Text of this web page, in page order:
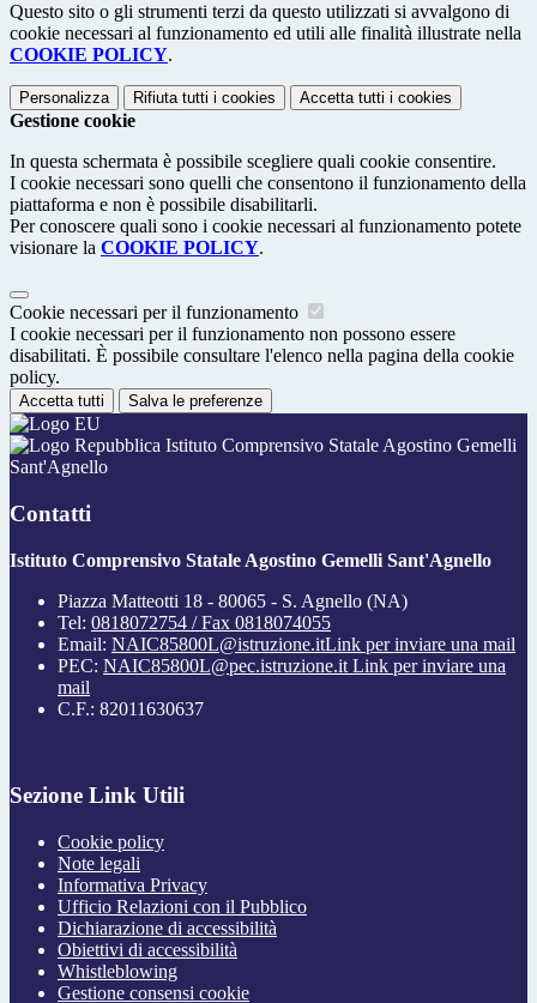
Questo sito o gli strumenti terzi da questo utilizzati si avvalgono di
cookie necessari al funzionamento ed utili alle finalità illustrate nella
COOKIE POLICY.
Personalizza Rifiuta tutti i cookies Accetta tutti i cookies
Gestione cookie
In questa schermata è possibile scegliere quali cookie consentire.
I cookie necessari sono quelli che consentono il funzionamento della
piattaforma e non è possibile disabilitarli.
Per conoscere quali sono i cookie necessari al funzionamento potete
visionare la COOKIE POLICY.
Cookie necessari per il funzionamento
I cookie necessari per il funzionamento non possono essere
disabilitati. È possibile consultare l'elenco nella pagina della cookie
policy.
Accetta tutti Salva le preferenze
Istituto Comprensivo Statale Agostino Gemelli
Sant'Agnello
Contatti
Istituto Comprensivo Statale Agostino Gemelli Sant'Agnello
Piazza Matteotti 18 - 80065 - S. Agnello (NA)
Tel: 0818072754 / Fax 0818074055
Email: NAIC85800L@istruzione.itLink per inviare una mail
PEC: NAIC85800L@pec.istruzione.it Link per inviare una
mail
C.F.: 82011630637
Sezione Link Utili
Cookie policy
Note legali
Informativa Privacy
Ufficio Relazioni con il Pubblico
Dichiarazione di accessibilità
Obiettivi di accessibilità
Whistleblowing
Gestione consensi cookie